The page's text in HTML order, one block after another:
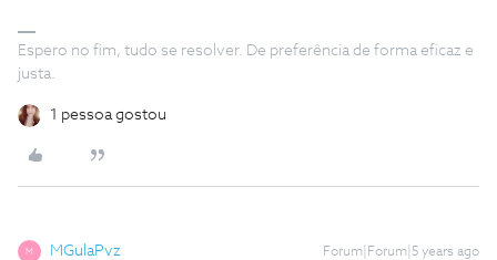
Espero no fim, tudo se resolver. De preferência de forma eficaz e
justa.
1 pessoa gostou
M MGulaPvz Forum|Forum|5 years ago